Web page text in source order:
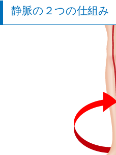
静脈の２つの仕組み